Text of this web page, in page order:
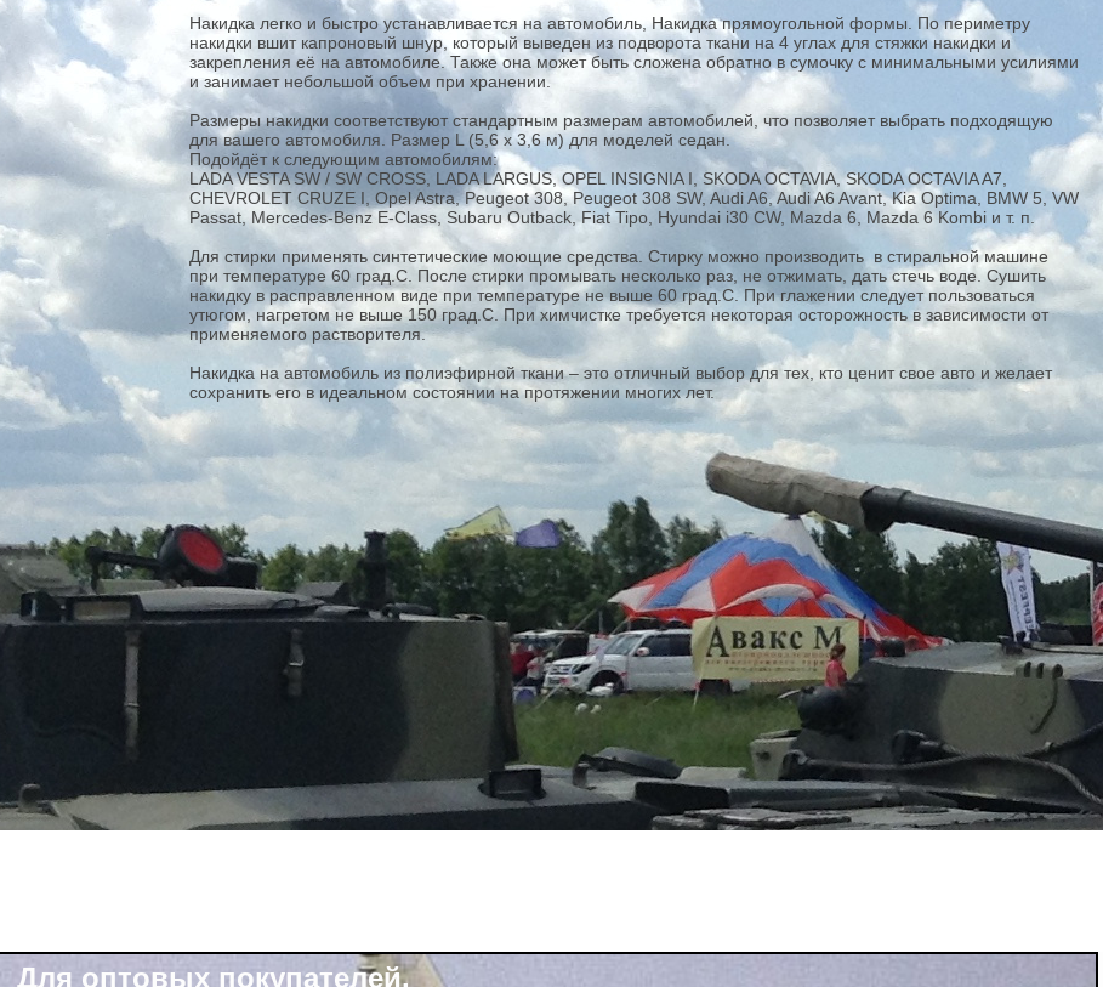
Накидка легко и быстро устанавливается на автомобиль, Накидка прямоугольной формы. По периметру
накидки вшит капроновый шнур, который выведен из подворота ткани на 4 углах для стяжки накидки и
закрепления её на автомобиле. Также она может быть сложена обратно в сумочку с минимальными усилиями
и занимает небольшой объем при хранении.
Размеры накидки соответствуют стандартным размерам автомобилей, что позволяет выбрать подходящую
для вашего автомобиля. Размер L (5,6 х 3,6 м) для моделей седан.
Подойдёт к следующим автомобилям:
LADA VESTA SW / SW CROSS, LADA LARGUS, OPEL INSIGNIA I, SKODA OCTAVIA, SKODA OCTAVIA A7,
CHEVROLET CRUZE I, Opel Astra, Peugeot 308, Peugeot 308 SW, Audi A6, Audi A6 Avant, Kia Optima, BMW 5, VW
Passat, Mercedes-Benz E-Class, Subaru Outback, Fiat Tipo, Hyundai i30 CW, Mazda 6, Mazda 6 Kombi и т. п.
Для стирки применять синтетические моющие средства. Стирку можно производить в стиральной машине
при температуре 60 град.С. После стирки промывать несколько раз, не отжимать, дать стечь воде. Сушить
накидку в расправленном виде при температуре не выше 60 град.С. При глажении следует пользоваться
утюгом, нагретом не выше 150 град.С. При химчистке требуется некоторая осторожность в зависимости от
применяемого растворителя.
Накидка на автомобиль из полиэфирной ткани – это отличный выбор для тех, кто ценит свое авто и желает
сохранить его в идеальном состоянии на протяжении многих лет.
Для оптовых покупателей.